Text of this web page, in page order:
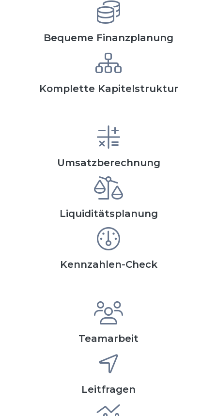
Bequeme Finanzplanung
Komplette Kapitelstruktur
Umsatzberechnung
Liquiditätsplanung
Kennzahlen-Check
Teamarbeit
Leitfragen